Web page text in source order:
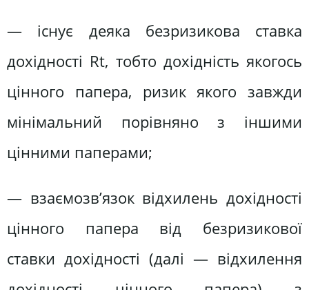
— існує деяка безризикова ставка
дохідності Rt, тобто дохідність якогось
цінного папера, ризик якого завжди
мінімальний порівняно з іншими
цінними паперами;
— взаємозв’язок відхилень дохідності
цінного папера від безризикової
ставки дохідності (далі — відхилення